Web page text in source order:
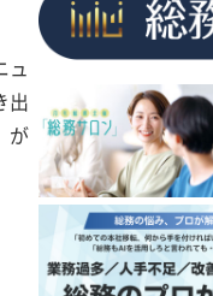
ュ
出
が